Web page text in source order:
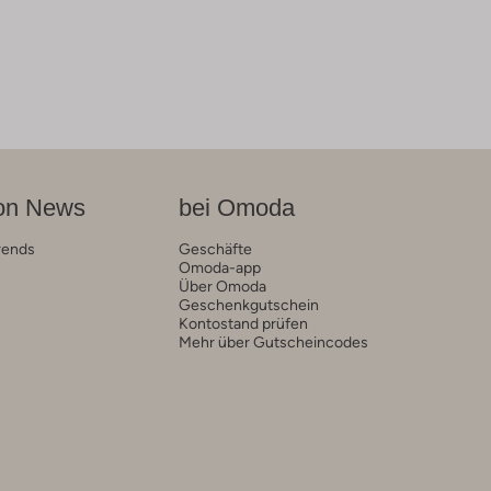
News bei Omoda
Geschäfte
Omoda-app
Über Omoda
Geschenkgutschein
Kontostand prüfen
Mehr über Gutscheincodes